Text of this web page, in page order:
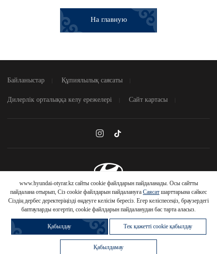
На главную
Байланыстар Құпиялылық саясаты
Дилерлік орталыққа келу ережелері Сайт картасы
© 2026 Hyundai Motor Company
Ваше имя *
Номер телефона *
ӨТІНІМ ЖІБЕРУ
www.hyundai-otyrar.kz сайты cookie файлдарын пайдаланады. Осы сайтты
пайдалана отырып, Сіз cookie файлдарын пайдалануға Саясат шарттарына сәйкес
Сіздің дербес деректеріңізді өңдеуге келісім бересіз. Егер келіспесеңіз, браузердегі
баптауларды өзгертіп, cookie файлдарын пайдаланудан бас тарта аласыз.
Қабылдау Тек қажетті cookie қабылдау
Қабылдамау
Автомобильді
Несиеге
WhatsApp
HYUNDAI
АВТОМОБИЛЬДЕРІНЕ
Шарттарды білу